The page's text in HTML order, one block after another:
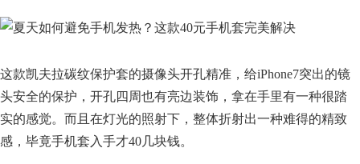
这款凯夫拉碳纹保护套的摄像头开孔精准，给iPhone7突出的镜
头安全的保护，开孔四周也有亮边装饰，拿在手里有一种很踏
实的感觉。而且在灯光的照射下，整体折射出一种难得的精致
感，毕竟手机套入手才40几块钱。